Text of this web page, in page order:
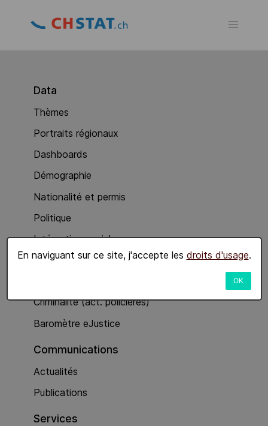
En naviguant sur ce site, j'accepte les droits d'usage.
OK
Data
Thèmes
Portraits régionaux
Dashboards
Démographie
Nationalité et permis
Politique
Intégration sociale
Economie
Criminalité (act. policières)
Baromètre eJustice
Communications
Actualités
Publications
Services